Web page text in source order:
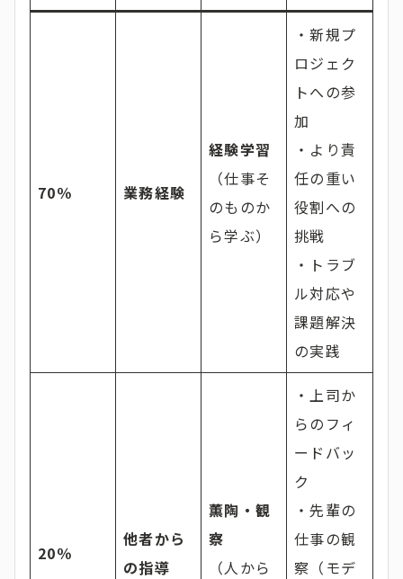
70％ 業務経験
経験学習
（仕事そ
のものか
ら学ぶ）
・新規プ
ロジェク
トへの参
加
・より責
任の重い
役割への
挑戦
・トラブ
ル対応や
課題解決
の実践
20％
他者から
の指導
薫陶・観
察
（人から
・上司か
らのフィ
ードバッ
ク
・先輩の
仕事の観
察（モデ